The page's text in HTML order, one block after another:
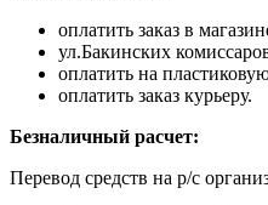
оплатить заказ в
ул.Бакинских
оплатить на
оплатить заказ курьеру.
Безналичный расчет:
Перевод средств на р/с